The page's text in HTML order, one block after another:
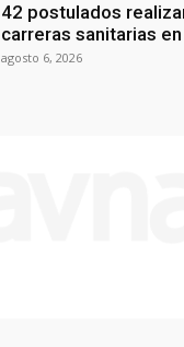
42 postulados
carreras sanitarias en
agosto 6, 2026